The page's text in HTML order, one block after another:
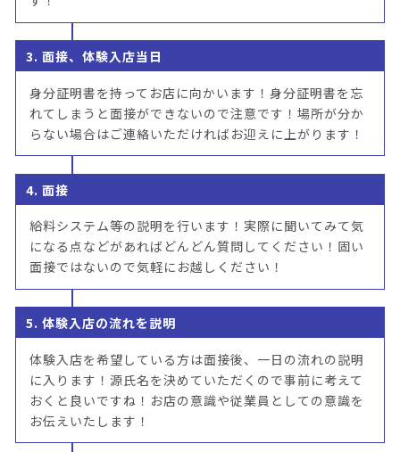
3. 面接、体験入店当日
身分証明書を持ってお店に向かいます！身分証明書を忘
れてしまうと面接ができないので注意です！場所が分か
らない場合はご連絡いただければお迎えに上がります！
4. 面接
給料システム等の説明を行います！実際に聞いてみて気
になる点などがあればどんどん質問してください！固い
面接ではないので気軽にお越しください！
5. 体験入店の流れを説明
体験入店を希望している方は面接後、一日の流れの説明
に入ります！源氏名を決めていただくので事前に考えて
おくと良いですね！お店の意識や従業員としての意識を
お伝えいたします！